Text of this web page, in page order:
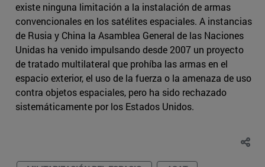
existe ninguna limitación a la instalación de armas
convencionales en los satélites espaciales. A instancias
de Rusia y China la Asamblea General de las Naciones
Unidas ha venido impulsando desde 2007 un proyecto
de tratado multilateral que prohíba las armas en el
espacio exterior, el uso de la fuerza o la amenaza de uso
contra objetos espaciales, pero ha sido rechazado
sistemáticamente por los Estados Unidos.